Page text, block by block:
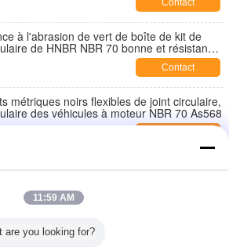
Contact
à l'abrasion de vert de boîte de kit de
de HNBR NBR 70 bonne et résistance
Contact
métriques noirs flexibles de joint circulaire,
des véhicules à moteur NBR 70 As568
de 70 joints circulaires de
à moteur
à hautes températures de rivage
11:59 AM
are you looking for?